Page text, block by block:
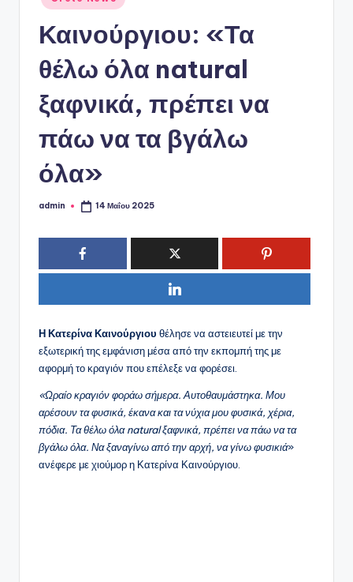
σε
Καινούργιου: «Τα
θέλω όλα natural
ξαφνικά, πρέπει να
πάω να τα βγάλω
όλα»
Συγγραφέας:
admin 14 Μαΐου 2025
Η Κατερίνα Καινούργιου θέλησε να αστειευτεί με την
εξωτερική της εμφάνιση μέσα από την εκπομπή της με
αφορμή το κραγιόν που επέλεξε να φορέσει.
«Ωραίο κραγιόν φοράω σήμερα. Αυτοθαυμάστηκα. Μου
αρέσουν τα φυσικά, έκανα και τα νύχια μου φυσικά, χέρια,
πόδια. Τα θέλω όλα natural ξαφνικά, πρέπει να πάω να τα
βγάλω όλα. Να ξαναγίνω από την αρχή, να γίνω φυσικιά»
ανέφερε με χιούμορ η Κατερίνα Καινούργιου.